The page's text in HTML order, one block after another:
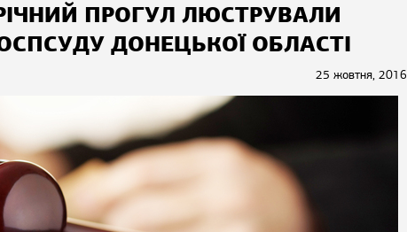
ПРОГУЛ ЛЮСТРУВАЛИ
ДОНЕЦЬКОЇ ОБЛАСТІ
25 жовтня, 2016